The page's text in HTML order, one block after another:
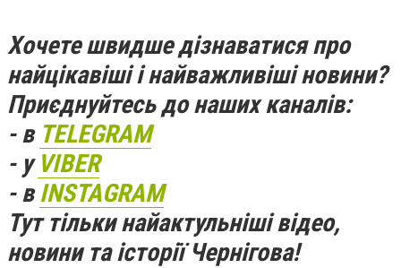
Хочете швидше дізнаватися про
найцікавіші і найважливіші новини?
Приєднуйтесь до наших каналів:
- в TELEGRAM
- у VIBER
- вINSTAGRAM
Тут тільки найактульніші відео,
новини та історії Чернігова!